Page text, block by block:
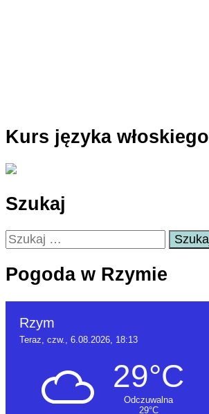
Kurs języka włoskiego
Szukaj
Szukaj:
Pogoda w Rzymie